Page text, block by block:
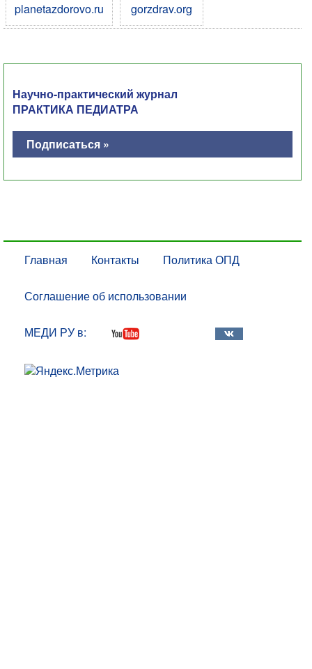
planetazdorovo.ru
gorzdrav.org
Научно-практический журнал
ПРАКТИКА ПЕДИАТРА
Подписаться »
Главная Контакты Политика ОПД
Соглашение об использовании
МЕДИ РУ в: